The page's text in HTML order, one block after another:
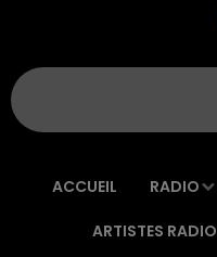
ACCUEIL RADIO
ARTISTES